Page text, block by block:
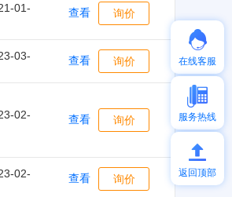
01-
查看 询价
03-
查看 询价
02-
查看
询价
02-
查看 询价
在线客服
服务热线
返回顶部